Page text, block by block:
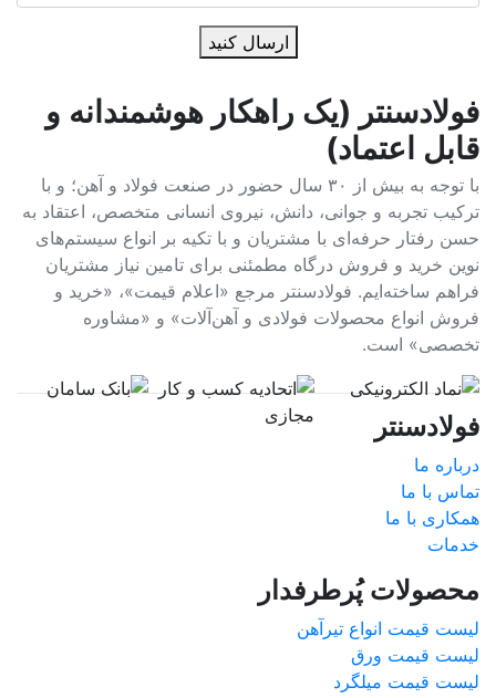
ارسال کنید
فولادسنتر (یک راهکار هوشمندانه و
قابل اعتماد)
با توجه به بیش از ۳۰ سال حضور در صنعت فولاد و آهن؛ و با
ترکیب تجربه و جوانی، دانش، نیروی انسانی متخصص، اعتقاد به
حسن رفتار حرفه‌ای با مشتریان و با تکیه بر انواع سیستم‌های
نوین خرید و فروش درگاه مطمئنی برای تامین نیاز مشتریان
فراهم ساخته‌ایم. فولادسنتر مرجع «اعلام قیمت»، «خرید و
فروش انواع محصولات فولادی و آهن‌آلات» و «مشاوره
تخصصی» است.
فولادسنتر
درباره ما
تماس با ما
همکاری با ما
خدمات
محصولات پُرطرفدار
لیست قیمت انواع تیرآهن
لیست قیمت ورق
لیست قیمت میلگرد